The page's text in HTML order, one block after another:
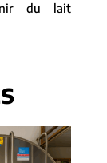
du lait